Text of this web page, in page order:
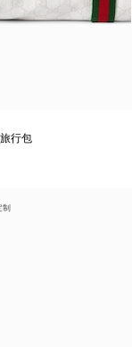
行包
制